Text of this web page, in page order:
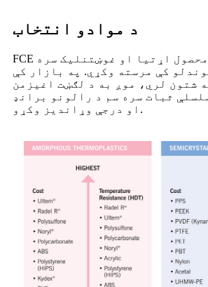
د موادو انتخاب
FCE به تاسو سره د محصول اړتیا او غوښتنلیک سره
کې مرسته وکړي. په بازار کې
شتون لري، موږ به د لګښت اغیزمن
ثبات سره سم د رالونو برانډ
او درجې وړاندیز وکړو.